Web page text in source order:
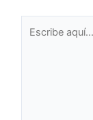
aquí...